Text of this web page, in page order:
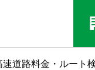
速道路料金・ルート